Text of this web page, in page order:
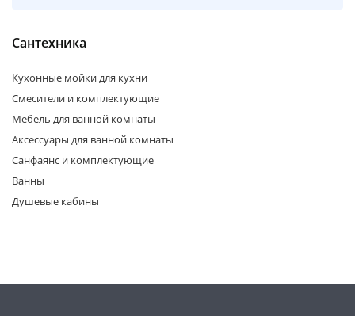
Сантехника
Кухонные мойки для кухни
Смесители и комплектующие
Мебель для ванной комнаты
Аксессуары для ванной комнаты
Санфаянс и комплектующие
Ванны
Душевые кабины